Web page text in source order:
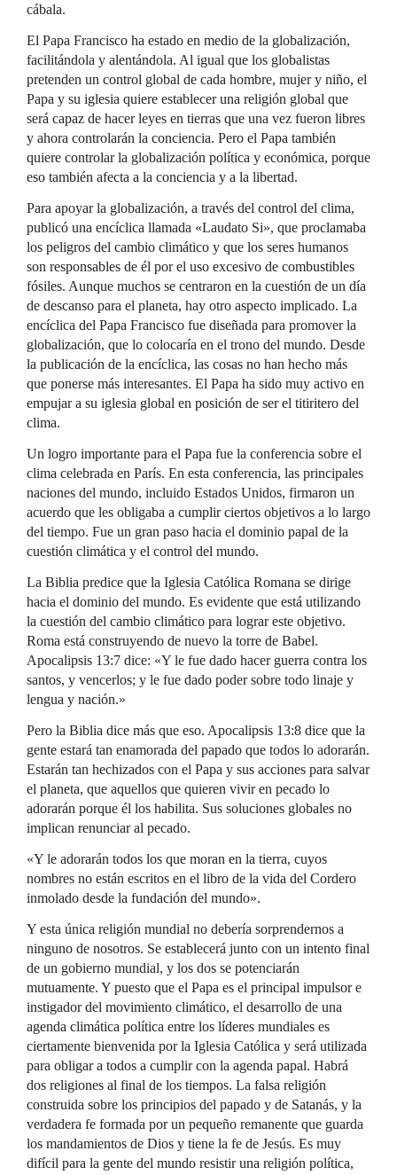
cábala.
El Papa Francisco ha estado en medio de la globalización,
facilitándola y alentándola. Al igual que los globalistas
pretenden un control global de cada hombre, mujer y niño, el
Papa y su iglesia quiere establecer una religión global que
será capaz de hacer leyes en tierras que una vez fueron libres
y ahora controlarán la conciencia. Pero el Papa también
quiere controlar la globalización política y económica, porque
eso también afecta a la conciencia y a la libertad.
Para apoyar la globalización, a través del control del clima,
publicó una encíclica llamada «Laudato Si», que proclamaba
los peligros del cambio climático y que los seres humanos
son responsables de él por el uso excesivo de combustibles
fósiles. Aunque muchos se centraron en la cuestión de un día
de descanso para el planeta, hay otro aspecto implicado. La
encíclica del Papa Francisco fue diseñada para promover la
globalización, que lo colocaría en el trono del mundo. Desde
la publicación de la encíclica, las cosas no han hecho más
que ponerse más interesantes. El Papa ha sido muy activo en
empujar a su iglesia global en posición de ser el titiritero del
clima.
Un logro importante para el Papa fue la conferencia sobre el
clima celebrada en París. En esta conferencia, las principales
naciones del mundo, incluido Estados Unidos, firmaron un
acuerdo que les obligaba a cumplir ciertos objetivos a lo largo
del tiempo. Fue un gran paso hacia el dominio papal de la
cuestión climática y el control del mundo.
La Biblia predice que la Iglesia Católica Romana se dirige
hacia el dominio del mundo. Es evidente que está utilizando
la cuestión del cambio climático para lograr este objetivo.
Roma está construyendo de nuevo la torre de Babel.
Apocalipsis 13:7 dice: «Y le fue dado hacer guerra contra los
santos, y vencerlos; y le fue dado poder sobre todo linaje y
lengua y nación.»
Pero la Biblia dice más que eso. Apocalipsis 13:8 dice que la
gente estará tan enamorada del papado que todos lo adorarán.
Estarán tan hechizados con el Papa y sus acciones para salvar
el planeta, que aquellos que quieren vivir en pecado lo
adorarán porque él los habilita. Sus soluciones globales no
implican renunciar al pecado.
«Y le adorarán todos los que moran en la tierra, cuyos
nombres no están escritos en el libro de la vida del Cordero
inmolado desde la fundación del mundo».
Y esta única religión mundial no debería sorprendernos a
ninguno de nosotros. Se establecerá junto con un intento final
de un gobierno mundial, y los dos se potenciarán
mutuamente. Y puesto que el Papa es el principal impulsor e
instigador del movimiento climático, el desarrollo de una
agenda climática política entre los líderes mundiales es
ciertamente bienvenida por la Iglesia Católica y será utilizada
para obligar a todos a cumplir con la agenda papal. Habrá
dos religiones al final de los tiempos. La falsa religión
construida sobre los principios del papado y de Satanás, y la
verdadera fe formada por un pequeño remanente que guarda
los mandamientos de Dios y tiene la fe de Jesús. Es muy
difícil para la gente del mundo resistir una religión política,